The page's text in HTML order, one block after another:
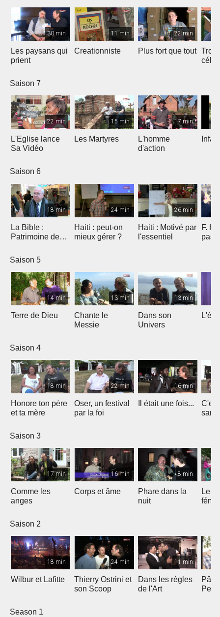
30 min
Les paysans qui
prient
11 min
Creationniste
22 min
Plus fort que tout
Saison 7
22 min
L'Eglise lance
Sa Vidéo
15 min
Les Martyres
17 min
L'homme
d'action
Saison 6
18 min
La Bible :
Patrimoine de
Marseille
24 min
Haiti : peut-on
mieux gérer ?
26 min
Haiti : Motivé par
l'essentiel
F.
pas
Saison 5
14 min
Terre de Dieu
13 min
Chante le
Messie
13 min
Dans son
Univers
Saison 4
18 min
Honore ton père
et ta mère
22 min
Oser, un festival
par la foi
16 min
Il était une fois...
Saison 3
17 min
Comme les
anges
16 min
Corps et âme
8 min
Phare dans la
nuit
Le
Saison 2
18 min
Wilbur et Lafitte
24 min
Thierry Ostrini et
son Scoop
11 min
Dans les règles
de l'Art
Season 1